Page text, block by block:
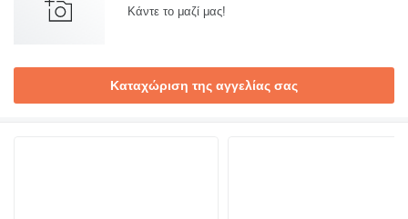
Κάντε το μαζί μας!
Καταχώριση της αγγελίας σας